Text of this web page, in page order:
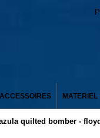
ACCESSOIRES MATERIEL
azula quilted bomber -